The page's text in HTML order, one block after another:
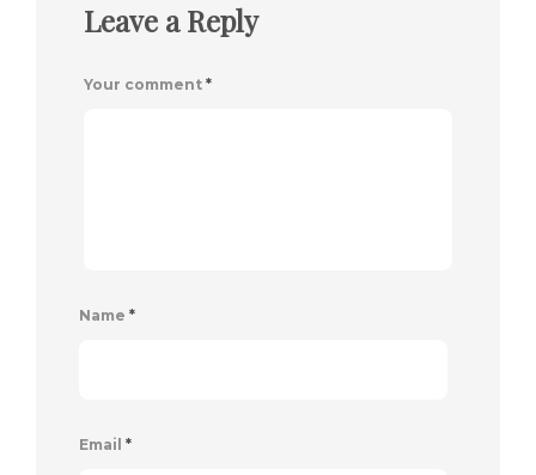
Leave a Reply
Your comment *
Name *
Email *